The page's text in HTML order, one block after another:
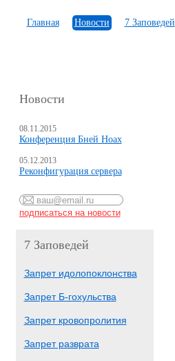
Главная Новости 7 Заповедей
Новости
08.11.2015
Конференция Бней Ноах
05.12.2013
Реконфигурация сервера
7 Заповедей
Запрет идолопоклонства
Запрет Б-гохульства
Запрет кровопролития
Запрет разврата